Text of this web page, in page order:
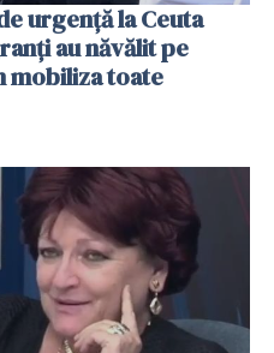
urgență la Ceuta
au năvălit pe
mobiliza toate